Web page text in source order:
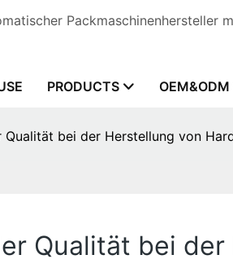
Packmaschinenhersteller
PRODUCTS OEM&ODM
Qualität bei der Herstellung von
Qualität bei